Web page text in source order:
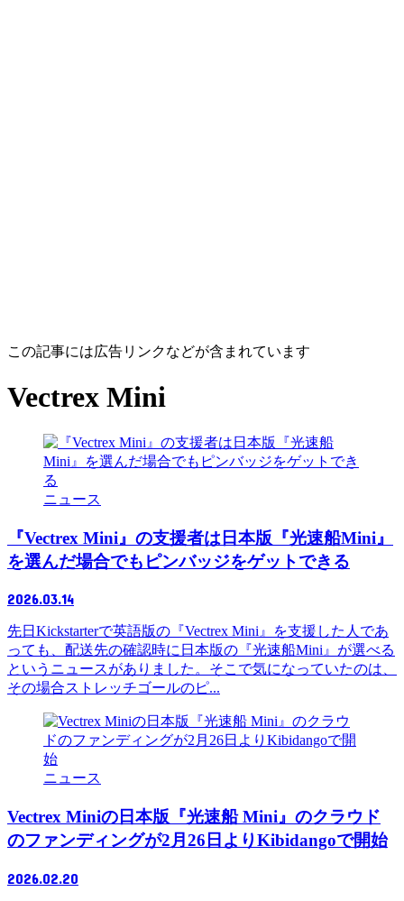
この記事には広告リンクなどが含まれています
Vectrex Mini
ニュース
『Vectrex Mini』の支援者は日本版『光速船Mini』
を選んだ場合でもピンバッジをゲットできる
2026.03.14
先日Kickstarterで英語版の『Vectrex Mini』を支援した人であ
っても、配送先の確認時に日本版の『光速船Mini』が選べる
というニュースがありました。そこで気になっていたのは、
その場合ストレッチゴールのピ...
ニュース
Vectrex Miniの日本版『光速船 Mini』のクラウド
のファンディングが2月26日よりKibidangoで開始
2026.02.20